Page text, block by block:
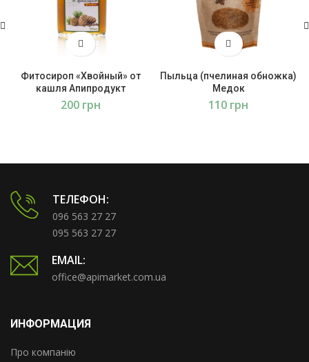
Фитосироп «Хвойный» от
кашля Апипродукт
грн
Пыльца (пчелиная обножка)
Медок
грн
ТЕЛЕФОН:
096 563 27 27
095 563 27 27
EMAIL:
office@apimarket.com.ua
ИНФОРМАЦИЯ
Про компанію